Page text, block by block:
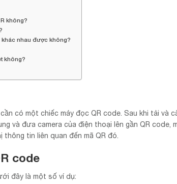
không?
nhau được không?
không?
có một chiếc máy đọc QR code. Sau khi tải và
và đưa camera của điện thoại lên gần QR code,
tin liên quan đến mã QR đó.
code
đây là một số ví dụ: